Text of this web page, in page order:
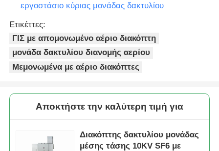
Συσκευή διακόπτη μεσαίας τάσης
Συσκευές διακόπτη χαμηλής τάσης
AIS Διακόπτης Αέρος Μονωμένος
ΓΣΥ Αερίου Μονωμένου Διακόπτη
Διακόπτης στερεής μόνωσης
εργοστάσιο κύριας μονάδας δακτυλίου
Ετικέττες:
ΓΙΣ με απομονωμένο αέριο διακόπτη
μονάδα δακτυλίου διανομής αερίου
Μεμονωμένα με αέριο διακόπτες
Αποκτήστε την καλύτερη τιμή για
Διακόπτης δακτυλίου μονάδας
μέσης τάσης 10KV SF6 με